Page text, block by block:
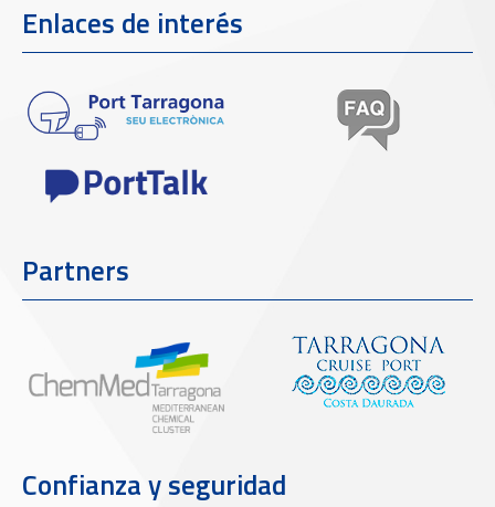
Enlaces de interés
Partners
Confianza y seguridad